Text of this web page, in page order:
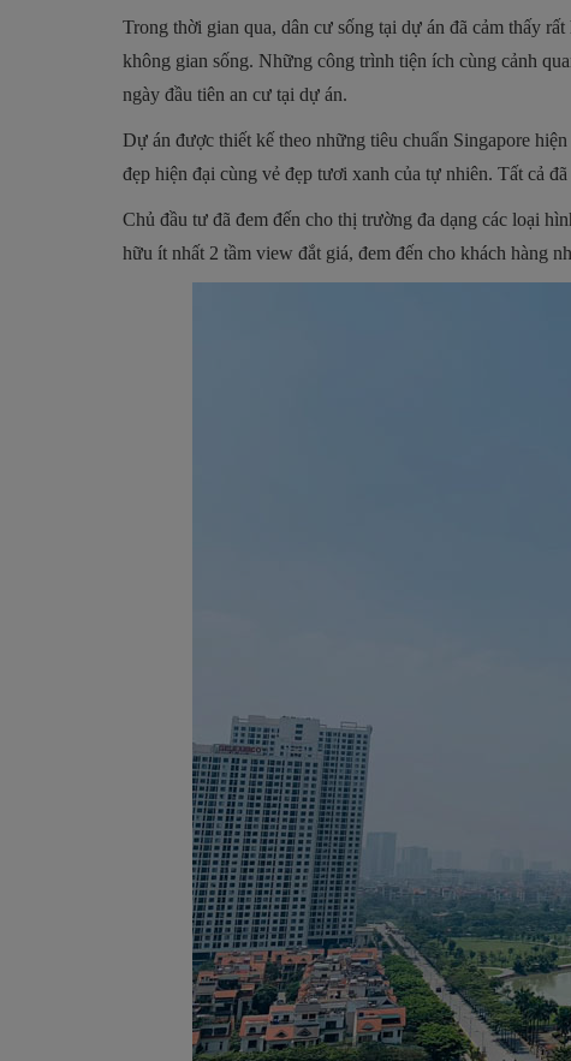
Trong thời gian qua, dân cư sống tại dự án đã cảm thấy
không gian sống. Những công trình tiện ích cùng cảnh
ngày đầu tiên an cư tại dự án.
Dự án được thiết kế theo những tiêu chuẩn Singapore
đẹp hiện đại cùng vẻ đẹp tươi xanh của tự nhiên. Tất cả
Chủ đầu tư đã đem đến cho thị trường đa dạng các loại
hữu ít nhất 2 tầm view đắt giá, đem đến cho khách hàng